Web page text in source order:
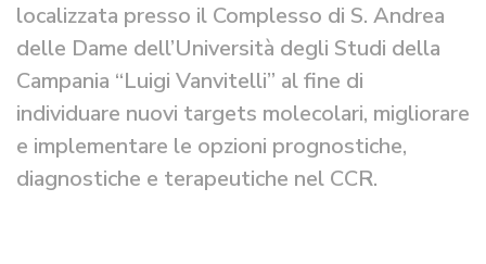
localizzata presso il Complesso di S. Andrea
delle Dame dell’Università degli Studi della
Campania “Luigi Vanvitelli” al fine di
individuare nuovi targets molecolari, migliorare
e implementare le opzioni prognostiche,
diagnostiche e terapeutiche nel CCR.